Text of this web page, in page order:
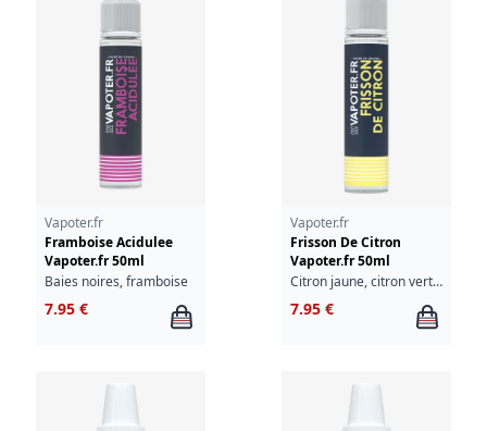
Vapoter.fr
Framboise Acidulee
Vapoter.fr 50ml
Baies noires, framboise
7.95 €
Vapoter.fr
Frisson De Citron
Vapoter.fr 50ml
Citron jaune, citron vert, fraîcheur
7.95 €